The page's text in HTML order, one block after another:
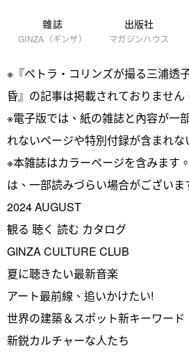
雜誌
GINZA（ギンザ）
出版社
マガジンハウス
※『ペトラ・コリンズが撮る三浦透
昏』の記事は掲載されておりません
※電子版では、紙の雑誌と內容が一
れないページや特別付録が含まれな
※本雑誌はカラーページを含みます
は、一部読みづらい場合がございま
2024 AUGUST
観る 聴く 読む カタログ
GINZA CULTURE CLUB
夏に聴きたい最新音楽
アート最前線、追いかけたい!
世界の建築＆スポット新キーワード
新鋭カルチャーな人たち